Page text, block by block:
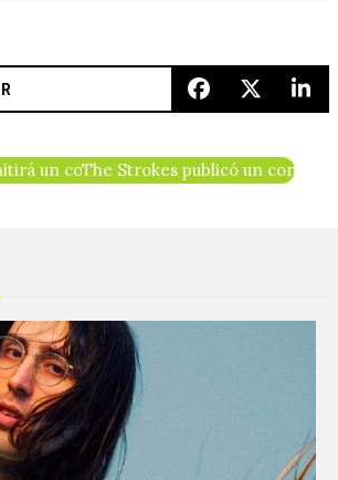
un concierto de 45 canciones en
The Strokes publicó un